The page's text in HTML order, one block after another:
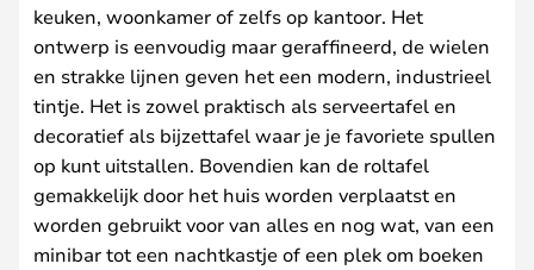
keuken, woonkamer of zelfs op kantoor. Het
ontwerp is eenvoudig maar geraffineerd, de wielen
en strakke lijnen geven het een modern, industrieel
tintje. Het is zowel praktisch als serveertafel en
decoratief als bijzettafel waar je je favoriete spullen
op kunt uitstallen. Bovendien kan de roltafel
gemakkelijk door het huis worden verplaatst en
worden gebruikt voor van alles en nog wat, van een
minibar tot een nachtkastje of een plek om boeken